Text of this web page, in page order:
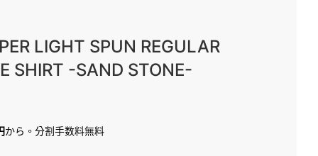
LIGHT SPUN REGULAR
SHIRT -SAND STONE-
から。分割手数料無料